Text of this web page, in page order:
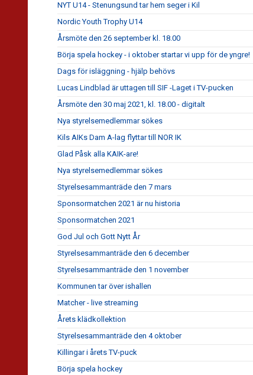
NYT U14 - Stenungsund tar hem seger i Kil
Nordic Youth Trophy U14
Årsmöte den 26 september kl. 18.00
Börja spela hockey - i oktober startar vi upp för de yngre!
Dags för isläggning - hjälp behövs
Lucas Lindblad är uttagen till SIF -Laget i TV-pucken
Årsmöte den 30 maj 2021, kl. 18.00 - digitalt
Nya styrelsemedlemmar sökes
Kils AIKs Dam A-lag flyttar till NOR IK
Glad Påsk alla KAIK-are!
Nya styrelsemedlemmar sökes
Styrelsesammanträde den 7 mars
Sponsormatchen 2021 är nu historia
Sponsormatchen 2021
God Jul och Gott Nytt År
Styrelsesammanträde den 6 december
Styrelsesammanträde den 1 november
Kommunen tar över ishallen
Matcher - live streaming
Årets klädkollektion
Styrelsesammanträde den 4 oktober
Killingar i årets TV-puck
Börja spela hockey